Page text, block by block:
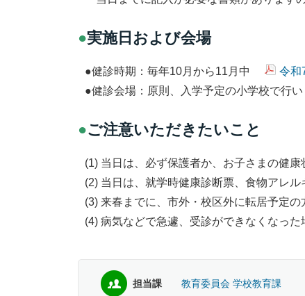
●実施日および会場
●健診時期：毎年10月から11月中
令和
●健診会場：原則、入学予定の小学校で行
●ご注意いただきたいこと
(1) 当日は、必ず保護者か、お子さまの健
(2) 当日は、就学時健康診断票、食物アレ
(3) 来春までに、市外・校区外に転居予定
(4) 病気などで急遽、受診ができなくなっ
担当課 教育委員会 学校教育課